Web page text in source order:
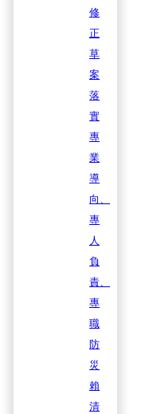
修
正
草
案
落
實
專
業
導
向、
專
人
負
責、
專
職
防
災
賴
清